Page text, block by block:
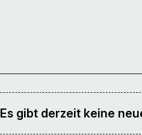
Es gibt derzeit keine